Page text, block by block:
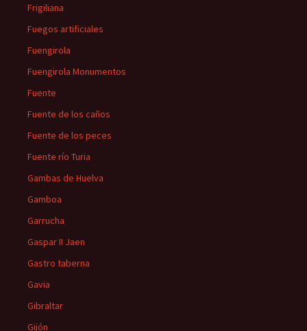
Frigiliana
Fuegos artificiales
Fuengirola
Fuengirola Monumentos
Fuente
Fuente de los caños
Fuente de los peces
Fuente río Turia
Gambas de Huelva
Gamboa
Garrucha
Gaspar II Jaen
Gastro taberna
Gavia
Gibraltar
Gijón